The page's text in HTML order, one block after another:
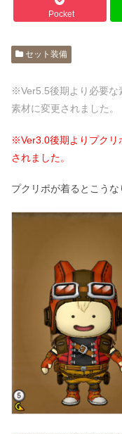
Pocket
セット装備
※Ver5.5後期より必要な
素材に変更されました。
※Ver3.0後期よりプクリ
されました。
プクリポが着るとこうな